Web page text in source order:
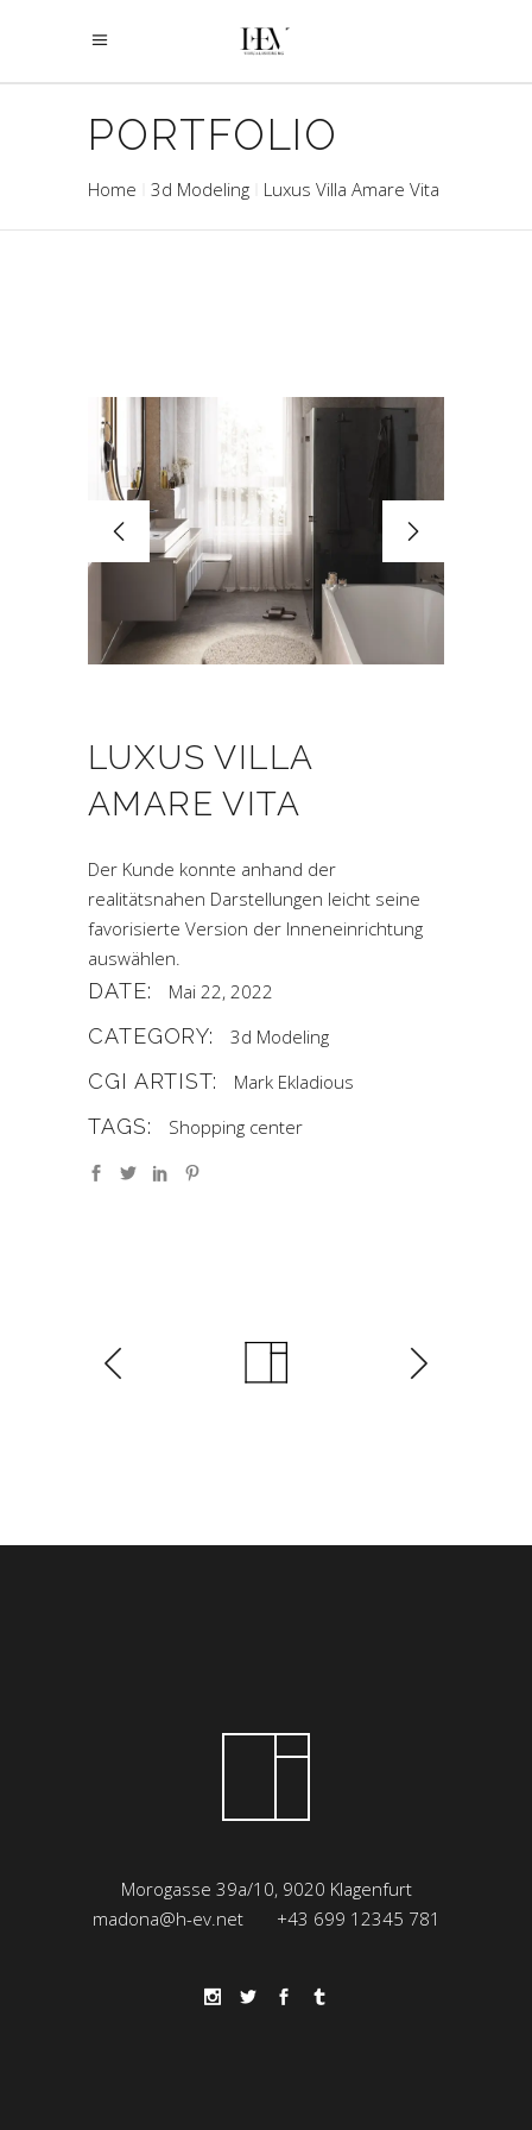
PORTFOLIO
Home 3d Modeling Luxus Villa Amare Vita
LUXUS VILLA
AMARE VITA
Der Kunde konnte anhand der
realitätsnahen Darstellungen leicht seine
favorisierte Version der Inneneinrichtung
auswählen.
DATE: Mai 22, 2022
CATEGORY: 3d Modeling
CGI ARTIST: Mark Ekladious
TAGS: Shopping center
Morogasse 39a/10, 9020 Klagenfurt
madona@h-ev.net +43 699 12345 781